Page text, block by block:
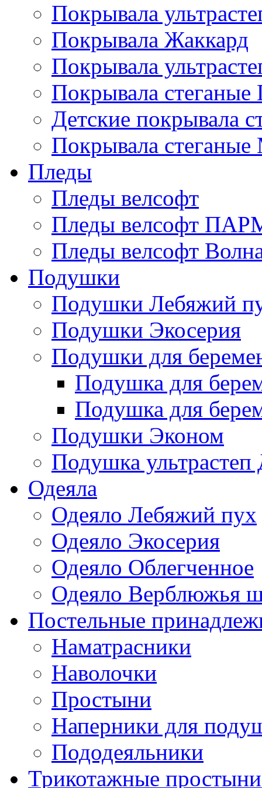
Покрывала
Покрывала Жаккард
Покрывала
Покрывала стеганые
Детские покрывала
Покрывала
Пледы
Пледы велсофт
Пледы велсофт
Пледы велсофт
Подушки
Подушки Лебяжий
Подушки Экосерия
Подушки для
Подушка для
Подушка для
Подушки Эконом
Подушка ультрастеп
Одеяла
Одеяло Лебяжий пух
Одеяло Экосерия
Одеяло Облегченное
Одеяло Верблюжья
Постельные
Наматрасники
Наволочки
Простыни
Наперники для
Пододеяльники
Трикотажные